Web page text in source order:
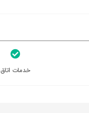
خدمات اتاق